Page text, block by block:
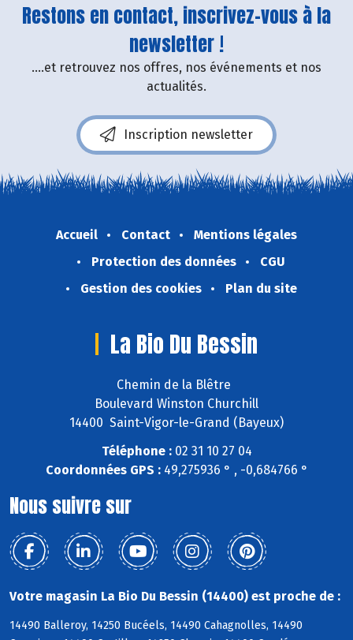
Restons en contact, inscrivez-vous à la
newsletter !
....et retrouvez nos offres, nos événements et nos
actualités.
Inscription newsletter
Accueil Contact
Mentions légales
Protection des données
CGU
Gestion des cookies
Plan du site
La Bio Du Bessin
Chemin de la Blêtre
Boulevard Winston Churchill
14400 Saint-Vigor-le-Grand (Bayeux)
Téléphone :02 31 10 27 04
Coordonnées GPS :49,275936 ° , -0,684766 °
Nous suivre sur
Votre magasin La Bio Du Bessin (14400) est proche de :
14490 Balleroy, 14250 Bucéels, 14490 Cahagnolles, 14490